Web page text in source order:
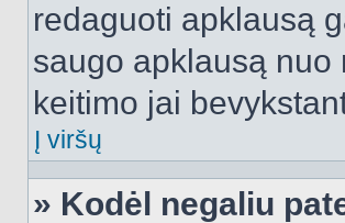
redaguoti apklausą
saugo apklausą
keitimo jai
Į viršų
» Kodėl negaliu